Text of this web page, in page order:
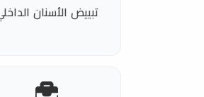
تبييض الأسنان